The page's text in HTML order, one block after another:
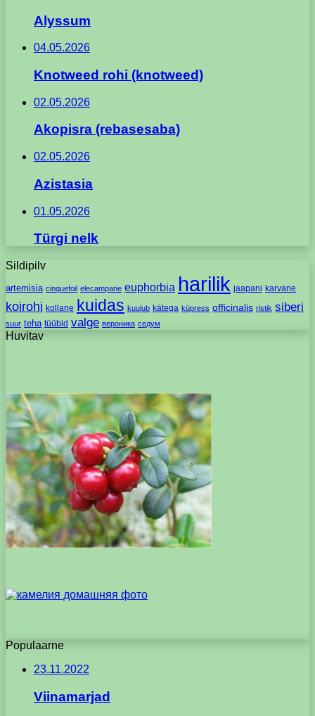
Alyssum
04.05.2026
Knotweed rohi (knotweed)
02.05.2026
Akopisra (rebasesaba)
02.05.2026
Azistasia
01.05.2026
Türgi nelk
Sildipilv
artemisia cinquefoil elecampane euphorbia harilik jaapani karvane
koirohi kollane kuidas kuulub kätega küpress officinalis ristik siberi
suur teha tüübid valge вероника седум
Huvitav
Populaarne
23.11.2022
Viinamarjad